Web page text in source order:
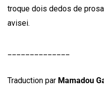
troque dois dedos de
avisei.
Traduction par Mamadou